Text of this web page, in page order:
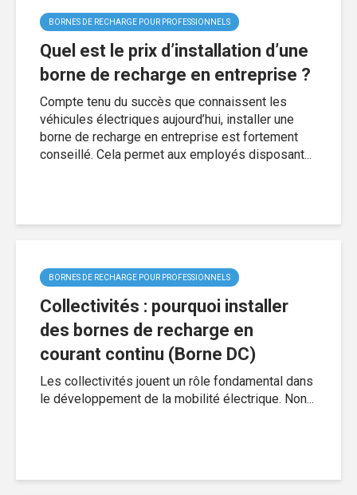
BORNES DE RECHARGE POUR PROFESSIONNELS
Quel est le prix d’installation d’une
borne de recharge en entreprise ?
Compte tenu du succès que connaissent les
véhicules électriques aujourd’hui, installer une
borne de recharge en entreprise est fortement
conseillé. Cela permet aux employés disposant...
BORNES DE RECHARGE POUR PROFESSIONNELS
Collectivités : pourquoi installer
des bornes de recharge en
courant continu (Borne DC)
Les collectivités jouent un rôle fondamental dans
le développement de la mobilité électrique. Non...